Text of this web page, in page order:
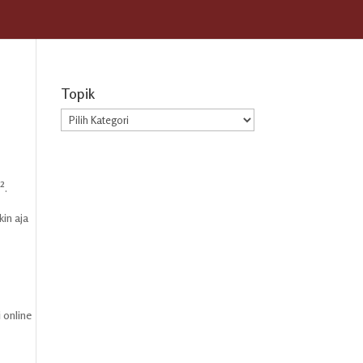
aja
online
Topik
Topik